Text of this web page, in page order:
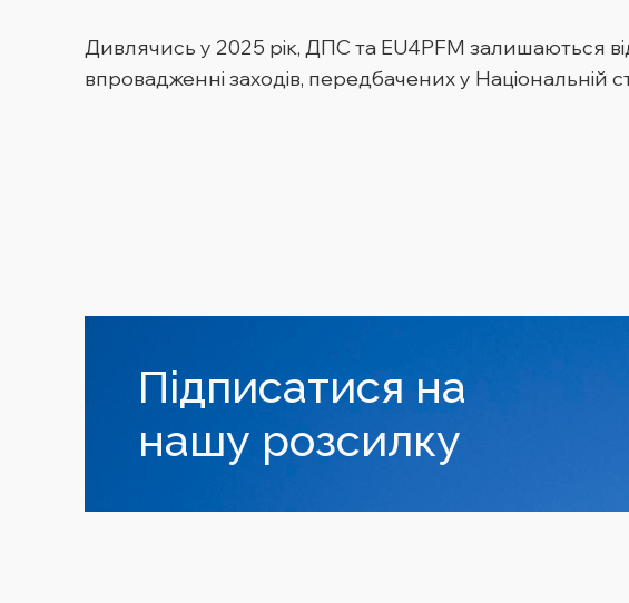
Дивлячись у 2025 рік, ДПС та EU4PFM залишаються
впровадженні заходів, передбачених у Національній
Підписатися на
нашу розсилку